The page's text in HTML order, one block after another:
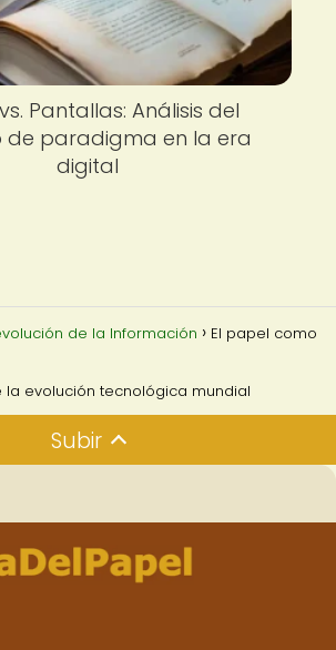
Pantallas: Análisis del
de paradigma en la era
digital
de la Información El papel como
evolución tecnológica mundial
Subir